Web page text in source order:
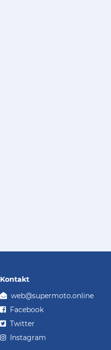
Kontakt
web@supermoto.online
Facebook
Twitter
Instagram